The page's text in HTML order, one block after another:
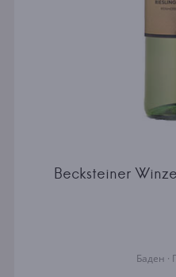
Becksteiner
Баден ·